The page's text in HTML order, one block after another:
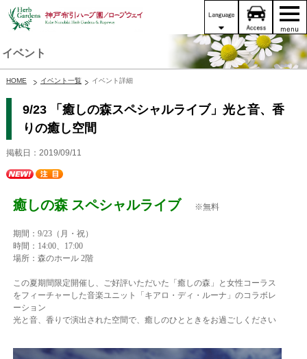
イベント
HOME イベント一覧 イベント詳細
9/23 「癒しの森スペシャルライブ」光と音、香
りの癒し空間
掲載日：2019/09/11
癒しの森 スペシャルライブ ※無料
期間：9/23（月・祝）
時間：14:00、17:00
場所：森のホール 2階
この夏期間限定開催し、ご好評いただいた「癒しの森」と女性コーラス
をフィーチャーした音楽ユニット「キアロ・ディ・ルーナ」のコラボレ
ーション
光と音、香りで演出された空間で、癒しのひとときをお過ごしください